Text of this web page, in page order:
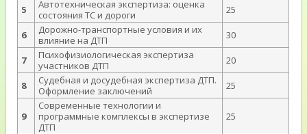
5
Автотехническая экспертиза: оценка
состояния ТС и дороги
25
6
Дорожно-транспортные условия и их
влияние на ДТП
30
7
Психофизиологическая экспертиза
участников ДТП
20
8
Судебная и досудебная экспертиза ДТП.
Оформление заключений
25
9
Современные технологии и
программные комплексы в экспертизе
ДТП
25